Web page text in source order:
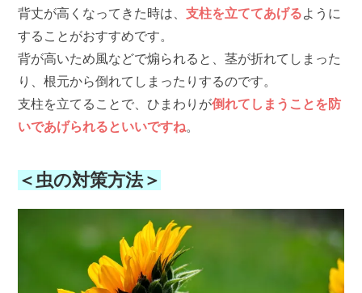
背丈が高くなってきた時は、支柱を立ててあげるように
することがおすすめです。
背が高いため風などで煽られると、茎が折れてしまった
り、根元から倒れてしまったりするのです。
支柱を立てることで、ひまわりが倒れてしまうことを防
いであげられるといいですね。
＜虫の対策方法＞